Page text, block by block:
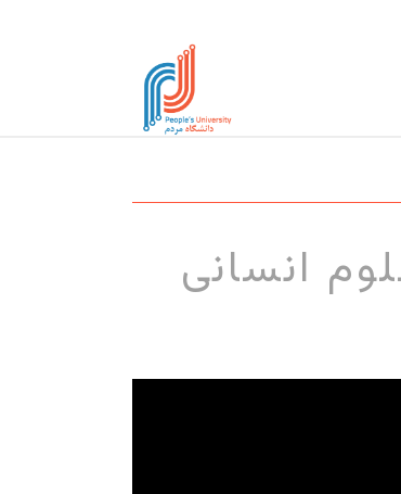
انسانی